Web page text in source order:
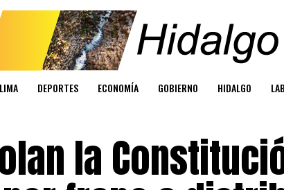
DEPORTES ECONOMÍA GOBIERNO HIDALGO
la